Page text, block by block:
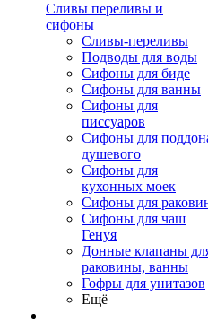
Сливы переливы и
сифоны
Сливы-переливы
Подводы для воды
Сифоны для биде
Сифоны для ванны
Сифоны для
писсуаров
Сифоны для
душевого
Сифоны для
кухонных моек
Сифоны для
Сифоны для чаш
Генуя
Донные клапаны
раковины, ванны
Гофры для унитазов
Ещё